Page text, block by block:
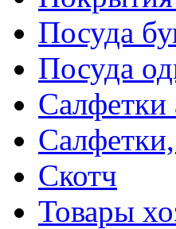
Посуда
Посуда
Салфетки
Скотч
Товары